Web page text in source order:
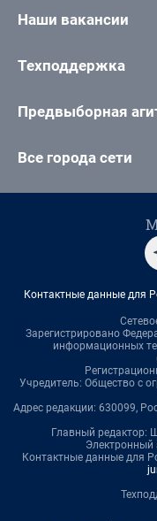
Наши вакансии
Техподдержка
Предвыборная
Все города сети
Контактные данные для
Зарегистрировано
информационных
Учредитель: Общество с
Адрес редакции: 630099,
Главный редактор:
Электронный
Контактные данные для